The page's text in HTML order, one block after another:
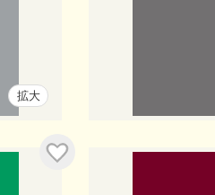
拡大